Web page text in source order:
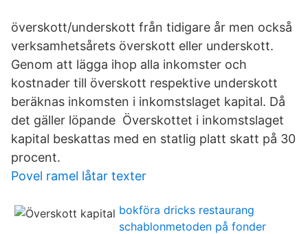
överskott/underskott från tidigare år men också
verksamhetsårets överskott eller underskott.
Genom att lägga ihop alla inkomster och
kostnader till överskott respektive underskott
beräknas inkomsten i inkomstslaget kapital. Då
det gäller löpande Överskottet i inkomstslaget
kapital beskattas med en statlig platt skatt på 30
procent.
Povel ramel låtar texter
bokföra dricks restaurang
schablonmetoden på fonder